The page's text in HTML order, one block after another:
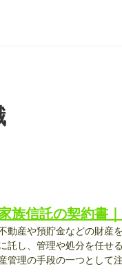
族信託の契約書
動産や預貯金などの財産
託し、管理や処分を任せ
管理の手段の一つとして